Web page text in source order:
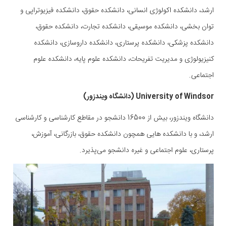
ارشد، دانشکده اکولوژی انسانی، دانشکده حقوق، دانشکده فیزیوتراپی و
توان بخشی، دانشکده موسیقی، دانشکده تجارت، دانشکده حقوق،
دانشکده پزشکی، دانشکده پرستاری، دانشکده داروسازی، دانشکده
کنیزیولوژی و مدیریت تفریحات، دانشکده علوم پایه، دانشکده علوم
اجتماعی.
University of Windsor (دانشگاه ویندزور)
دانشگاه ویندزور، بیش از 16500 دانشجو در مقاطع کارشناسی و کارشناسی
ارشد، و با دانشکده هایی همچون دانشکده حقوق، بازرگانی، آموزش،
پرستاری، علوم اجتماعی و غیره دانشجو می‌پذیرد.